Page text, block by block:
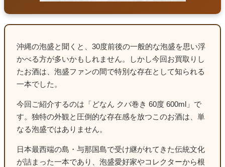
沖縄の泡盛と聞くと、30度前後の一般的な泡盛を思い浮
かべる方が多いかもしれません。しかし今回お買取りし
たお酒は、泡盛ファンの間で特別な存在として知られる
一本でした。
今回ご紹介するのは「どなん クバ巻き 60度 600ml」で
す。独特の外観と圧倒的な存在感を放つこのお酒は、単
なる泡盛ではありません。
日本最西端の島・与那国島で受け継がれてきた伝統文化
が詰まった一本であり、泡盛愛好家やコレクターから根